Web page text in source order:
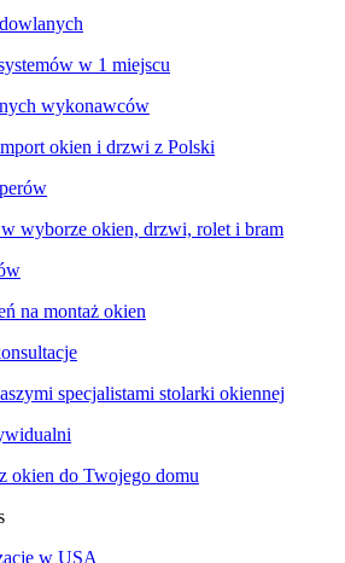
w 1 miejscu
wykonawców
okien i drzwi z Polski
wyborze okien, drzwi, rolet i bram
na montaż okien
specjalistami stolarki okiennej
okien do Twojego domu
w USA